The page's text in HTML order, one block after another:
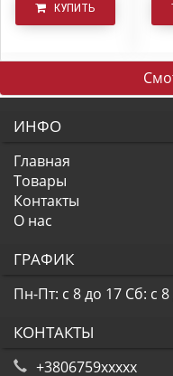
КУПИТЬ
ИНФО
Главная
Товары
Контакты
О нас
ГРАФИК
Пн-Пт: с 8 до 17 Сб: с
КОНТАКТЫ
+3806759xxxxx